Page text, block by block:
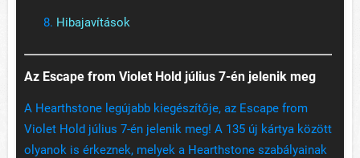
Hibajavítások
Az Escape from Violet Hold július 7-én jelenik meg
A Hearthstone legújabb kiegészítője, az Escape from
Violet Hold július 7-én jelenik meg! A 135 új kártya között
olyanok is érkeznek, melyek a Hearthstone szabályainak